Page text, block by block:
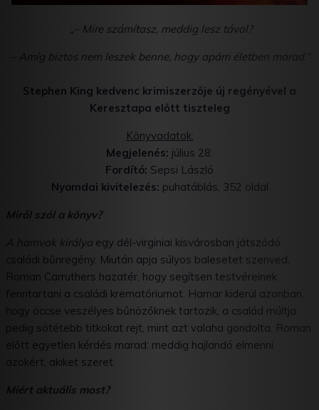
„– Mire számítasz, meddig lesz távol?
– Amíg biztos nem leszek benne, hogy apám életben marad.”
Stephen King kedvenc krimiszerzője új regényével a
Keresztapa előtt tiszteleg
Könyvadatok:
Megjelenés: július 28.
Fordító: Sepsi László
Nyomdai kivitelezés: puhatáblás, 352 oldal
Miről szól a könyv?
A hamvak királya egy dél-virginiai kisvárosban játszódó
családi bűnregény. Miután apja súlyos balesetet szenved,
Roman Carruthers hazatér, hogy segítsen testvéreinek
fenntartani a családi krematóriumot. Hamar kiderül azonban,
hogy öccse veszélyes bűnözőknek tartozik, a család múltja
pedig sötétebb titkokat rejt, mint azt valaha gondolta. Roman
előtt egyetlen kérdés marad: meddig hajlandó elmenni
azokért, akiket szeret.
Miért aktuális most?